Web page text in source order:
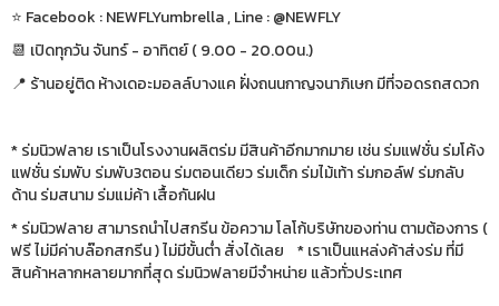
⭐️ Facebook : NEWFLYumbrella , Line : @NEWFLY
📆 เปิดทุกวัน จันทร์ - อาทิตย์ ( 9.00 - 20.00น.)
📍 ร้านอยู่ติด ห้างเดอะมอลล์บางแค ฝั่งถนนกาญจนาภิเษก มีที่จอดรถสดวก
* ร่มนิวฟลาย เราเป็นโรงงานผลิตร่ม มีสินค้าอีกมากมาย เช่น ร่มแฟชั่น ร่มโค้ง
แฟชั่น ร่มพับ ร่มพับ3ตอน ร่มตอนเดียว ร่มเด็ก ร่มไม้เท้า ร่มกอล์ฟ ร่มกลับ
ด้าน ร่มสนาม ร่มแม่ค้า เสื้อกันฝน
* ร่มนิวฟลาย สามารถนำไปสกรีน ข้อความ โลโก้บริษัทของท่าน ตามต้องการ (
ฟรี ไม่มีค่าบล๊อกสกรีน ) ไม่มีขั้นต่ำ สั่งได้เลย * เราเป็นแหล่งค้าส่งร่ม ที่มี
สินค้าหลากหลายมากที่สุด ร่มนิวฟลายมีจำหน่าย แล้วทั่วประเทศ